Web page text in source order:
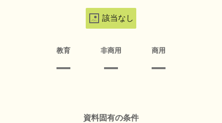
該当なし
教育 非商用 商用
資料固有の条件